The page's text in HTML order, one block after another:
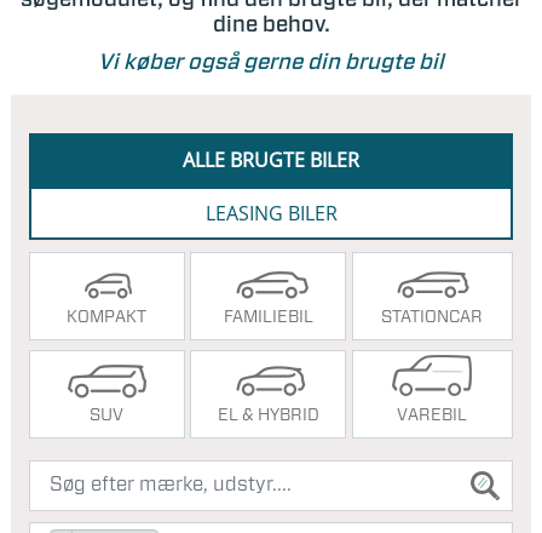
dine behov.
Vi køber også gerne din brugte bil
ALLE BRUGTE BILER
LEASING BILER
KOMPAKT FAMILIEBIL STATIONCAR
SUV EL & HYBRID VAREBIL